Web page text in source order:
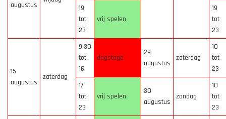
augustus
19
tot
23
vrij spelen
19
tot
23
15
augustus
zaterdag
9:30
tot
16
dagstage
29
augustus
zaterdag
10
tot
23
17
tot
23
vrij spelen
30
augustus
zondag
10
tot
23